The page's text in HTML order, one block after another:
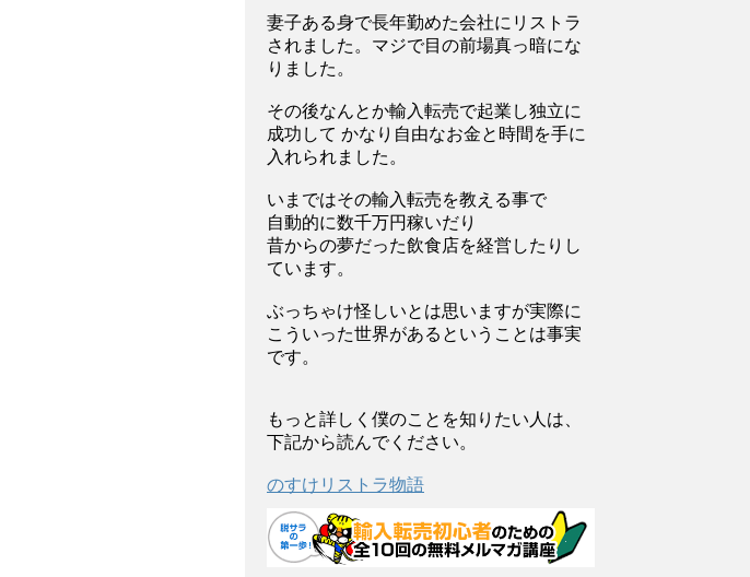
妻子ある身で長年勤めた会社にリストラ
されました。マジで目の前場真っ暗にな
りました。
その後なんとか輸入転売で起業し独立に
成功して かなり自由なお金と時間を手に
入れられました。
いまではその輸入転売を教える事で
自動的に数千万円稼いだり
昔からの夢だった飲食店を経営したりし
ています。
ぶっちゃけ怪しいとは思いますが実際に
こういった世界があるということは事実
です。
もっと詳しく僕のことを知りたい人は、
下記から読んでください。
のすけリストラ物語